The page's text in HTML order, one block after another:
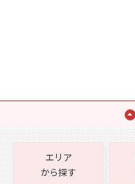
エリア
から探す